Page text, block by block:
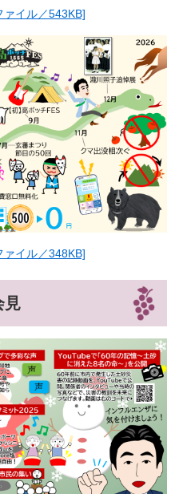
イル／543KB]
イル／348KB]
見